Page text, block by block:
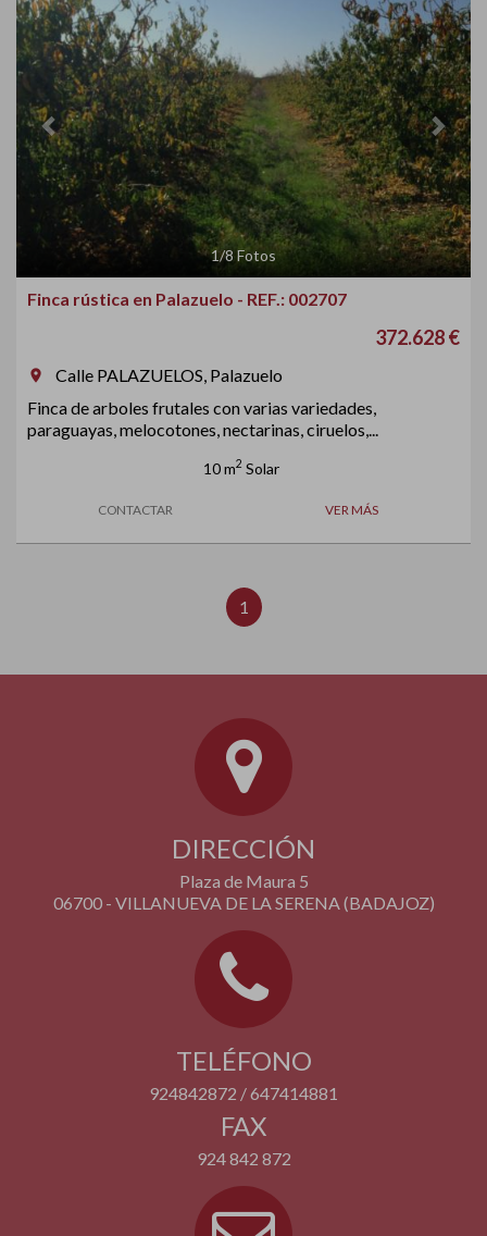
1/8 Fotos
Finca rústica en Palazuelo - REF.: 002707
372.628 €
room
Calle PALAZUELOS, Palazuelo
Finca de arboles frutales con varias variedades,
paraguayas, melocotones, nectarinas, ciruelos,...
10 m2 Solar
CONTACTAR VER MÁS
1
DIRECCIÓN
Plaza de Maura 5
06700 - VILLANUEVA DE LA SERENA (BADAJOZ)
TELÉFONO
924842872 / 647414881
FAX
924 842 872